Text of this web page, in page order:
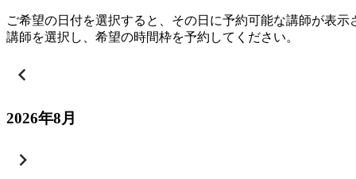
ご希望の日付を選択すると、その日に予約可能な講師が表示
講師を選択し、希望の時間枠を予約してください。
2026年8月